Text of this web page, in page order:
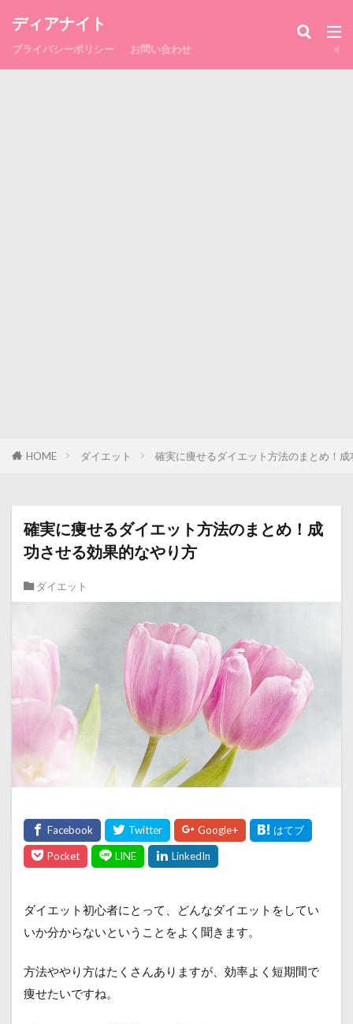
ディアナイト
プライバシーポリシー お問い合わせ
HOME ダイエット 確実に痩せるダイエット方法のまとめ！
確実に痩せるダイエット方法のまとめ！成
功させる効果的なやり方
ダイエット
ダイエット初心者にとって、どんなダイエットをしてい
いか分からないということをよく聞きます。
方法ややり方はたくさんありますが、効率よく短期間で
痩せたいですね。